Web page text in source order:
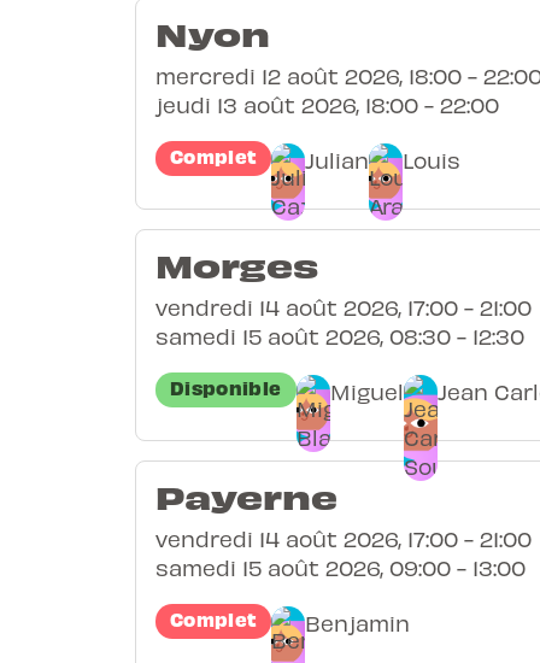
Nyon
mercredi 12 août 2026, 18:00 -
jeudi 13 août 2026, 18:00 - 22:00
Complet Julian Louis
Morges
vendredi 14 août 2026, 17:00 - 21:00
samedi 15 août 2026, 08:30 - 12:30
Disponible Miguel Jean
Payerne
vendredi 14 août 2026, 17:00 - 21:00
samedi 15 août 2026, 09:00 - 13:00
Complet Benjamin